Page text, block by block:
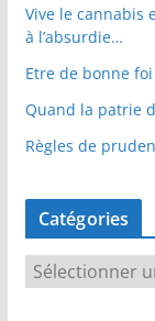
Vive le cannabis
à l’absurdie…
Etre de bonne foi
Quand la patrie
Règles de
Catégories
a